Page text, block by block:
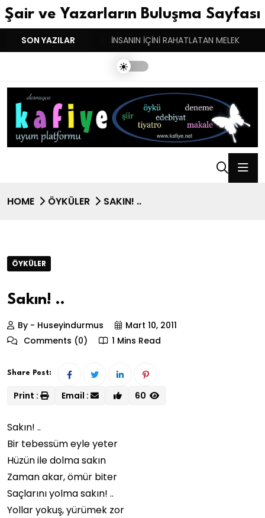
Şair ve Yazarların Buluşma Sayfası
SON YAZILAR
BASARINDIR! İNSANIN İÇİNİ RAHATLATAN MELEK
HOME ÖYKÜLER SAKIN! ..
ÖYKÜLER
Sakın! ..
By - Huseyindurmus
Mart 10, 2011
Comments (0)
1 Mins Read
Share Post:
Print : Email : 60
Sakın! ..
Bir tebessüm eyle yeter
Hüzün ile dolma sakın
Zaman akar, ömür biter
Saçlarını yolma sakın! ..
Yollar yokuş, yürümek zor